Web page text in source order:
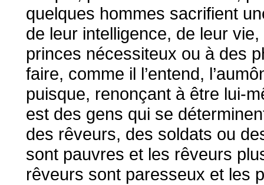
quelques hommes sacrifient
de leur intelligence, de leur
princes nécessiteux ou à des
faire, comme il l’entend,
puisque, renonçant à être lui-
est des gens qui se
des rêveurs, des soldats ou
sont pauvres et les rêveurs
rêveurs sont paresseux et les